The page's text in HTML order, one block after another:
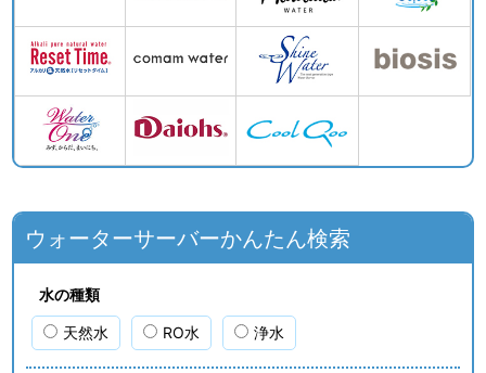
ウォーターサーバーかんたん検索
水の種類
天然水 RO水 浄水